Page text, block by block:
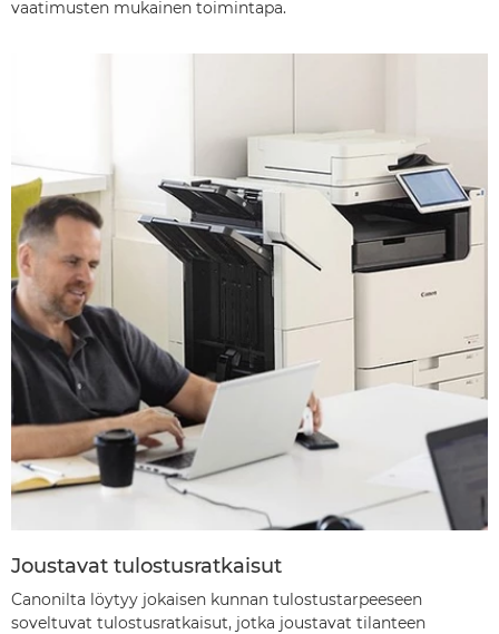
vaatimusten mukainen toimintapa.
Joustavat tulostusratkaisut
Canonilta löytyy jokaisen kunnan tulostustarpeeseen
soveltuvat tulostusratkaisut, jotka joustavat tilanteen